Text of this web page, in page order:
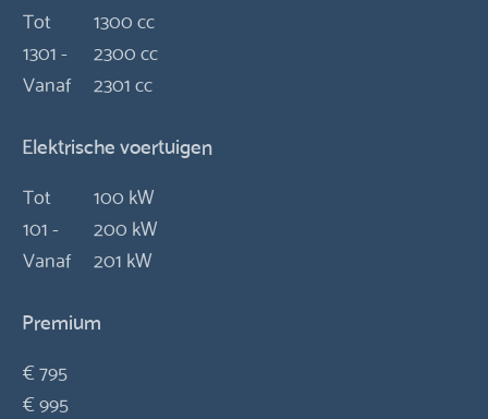
Tot
1300 cc
1301 -
2300 cc
Vanaf
2301 cc
Elektrische voertuigen
Tot
100 kW
101 -
200 kW
Vanaf
201 kW
Premium
€ 795
€ 995